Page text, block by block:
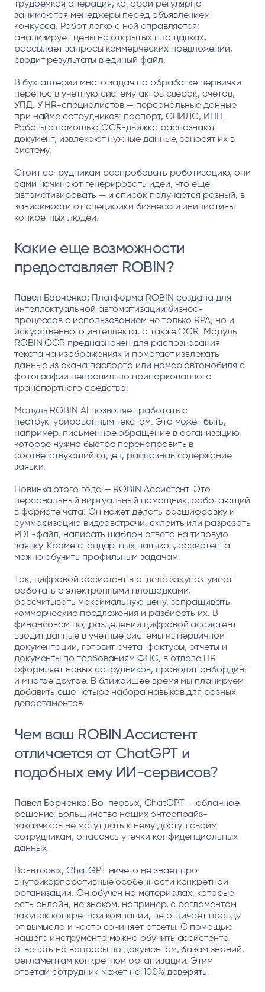
трудоемкая операция, которой регулярно
занимаются менеджеры перед объявлением
конкурса. Робот легко с ней справляется:
анализирует цены на открытых площадках,
рассылает запросы коммерческих предложений,
сводит результаты в единый файл.
В бухгалтерии много задач по обработке первички:
перенос в учетную систему актов сверок, счетов,
УПД. У HR-специалистов — персональные данные
при найме сотрудников: паспорт, СНИЛС, ИНН.
Роботы с помощью OCR-движка распознают
документ, извлекают нужные данные, заносят их в
систему.
Стоит сотрудникам распробовать роботизацию, они
сами начинают генерировать идеи, что еще
автоматизировать — и список получается разный, в
зависимости от специфики бизнеса и инициативы
конкретных людей.
Какие еще возможности
предоставляет ROBIN?
Павел Борченко: Платформа ROBIN создана для
интеллектуальной автоматизации бизнес-
процессов с использованием не только RPA, но и
искусственного интеллекта, а также OCR. Модуль
ROBIN OCR предназначен для распознавания
текста на изображениях и помогает извлекать
данные из скана паспорта или номер автомобиля с
фотографии неправильно припаркованного
транспортного средства.
Модуль ROBIN AI позволяет работать с
неструктурированным текстом. Это может быть,
например, письменное обращение в организацию,
которое нужно быстро перенаправить в
соответствующий отдел, распознав содержание
заявки.
Новинка этого года — ROBIN.Ассистент. Это
персональный виртуальный помощник, работающий
в формате чата. Он может делать расшифровку и
суммаризацию видеовстречи, склеить или разрезать
PDF-файл, написать шаблон ответа на типовую
заявку. Кроме стандартных навыков, ассистента
можно обучить профильным задачам.
Так, цифровой ассистент в отделе закупок умеет
работать с электронными площадками,
рассчитывать максимальную цену, запрашивать
коммерческие предложения и разбирать их. В
финансовом подразделении цифровой ассистент
вводит данные в учетные системы из первичной
документации, готовит счета-фактуры, отчеты и
документы по требованиям ФНС, в отделе HR
оформляет новых сотрудников, проводит онбординг
и многое другое. В ближайшее время мы планируем
добавить еще четыре набора навыков для разных
департаментов.
Чем ваш ROBIN.Ассистент
отличается от ChatGPT и
подобных ему ИИ-сервисов?
Павел Борченко: Во-первых, ChatGPT — облачное
решение. Большинство наших энтерпрайз-
заказчиков не могут дать к нему доступ своим
сотрудникам, опасаясь утечки конфиденциальных
данных.
Во-вторых, ChatGPT ничего не знает про
внутрикорпоративные особенности конкретной
организации. Он обучен на материалах, которые
есть онлайн, не знаком, например, с регламентом
закупок конкретной компании, не отличает правду
от вымысла и часто сочиняет ответы. С помощью
нашего инструмента можно обучить ассистента
отвечать на вопросы по документам, базам знаний,
регламентам конкретной организации. Этим
ответам сотрудник может на 100% доверять.